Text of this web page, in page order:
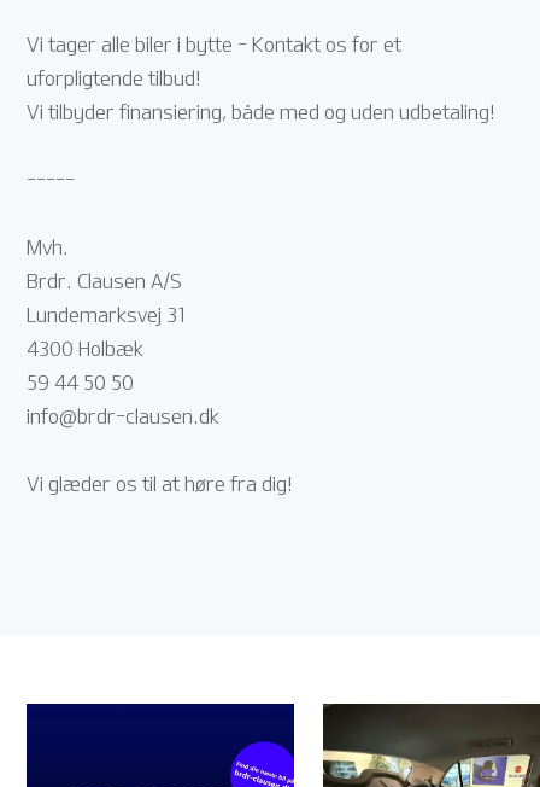
Vi tager alle biler i bytte - Kontakt os for et
uforpligtende tilbud!
Vi tilbyder finansiering, både med og uden udbetaling!
-----
Mvh.
Brdr. Clausen A/S
Lundemarksvej 31
4300 Holbæk
59 44 50 50
info@brdr-clausen.dk
Vi glæder os til at høre fra dig!